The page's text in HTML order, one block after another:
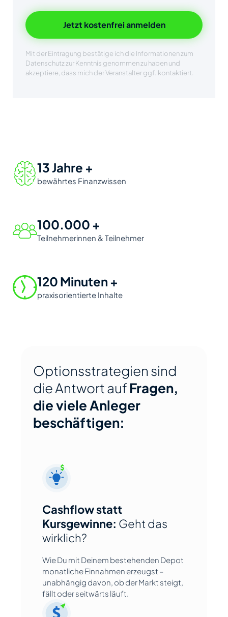
Jetzt kostenfrei anmelden
Mit der Eintragung bestätige ich die Informationen zum
Datenschutz zur Kenntnis genommen zu haben und
akzeptiere, dass mich der Veranstalter ggf. kontaktiert.
13 Jahre +
bewährtes Finanzwissen
100.000 +
Teilnehmerinnen & Teilnehmer
120 Minuten +
praxisorientierte Inhalte
Optionsstrategien sind
die Antwort aufFragen,
die viele Anleger
beschäftigen:
Cashflow statt
Kursgewinne: Geht das
wirklich?
Wie Du mit Deinem bestehenden Depot
monatliche Einnahmen erzeugst –
unabhängig davon, ob der Markt steigt,
fällt oder seitwärts läuft.